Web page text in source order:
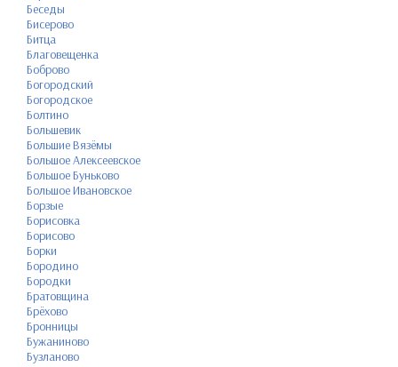
Беседы
Бисерово
Битца
Благовещенка
Боброво
Богородский
Богородское
Болтино
Большевик
Большие Вязёмы
Большое Алексеевское
Большое Буньково
Большое Ивановское
Борзые
Борисовка
Борисово
Борки
Бородино
Бородки
Братовщина
Брёхово
Бронницы
Бужаниново
Бузланово